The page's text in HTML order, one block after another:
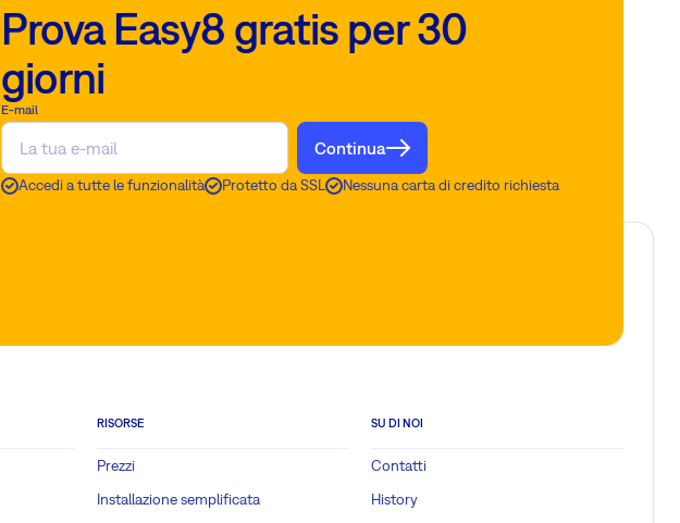
Prova Easy8 gratis per 30
giorni
E-mail
Continua
Accedi a tutte le funzionalità Protetto da SSL Nessuna carta di credito richiesta
RISORSE
Prezzi
Installazione semplificata
SU DI NOI
Contatti
History